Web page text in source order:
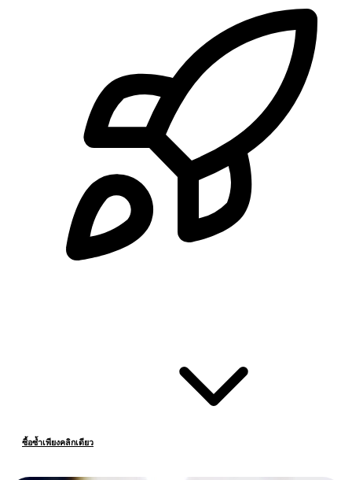
ซื้อซ้ำเพียงคลิกเดียว